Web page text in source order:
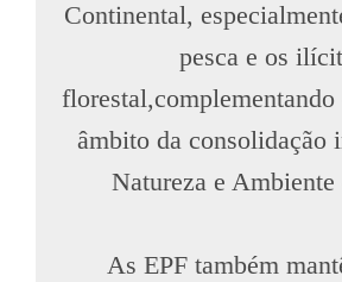
Continental,
pesca e os
âmbito da consolidação
Natureza e
As EPF também